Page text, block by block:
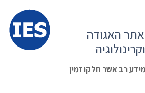
כניסת חברים
“נשית” ותיקה לעזרת הגברים ההיפוגונדליים: טיפול ב-
האגודה
רב אשר חלקו זמין